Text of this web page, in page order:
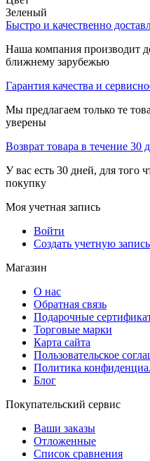
Зеленый
Быстро и качественно
Наша компания производит
ближнему зарубежью
Гарантия качества и
Мы предлагаем только те
уверены
Возврат товара в течение 30
У вас есть 30 дней, для того
покупку
Моя учетная запись
Войти
Создать учетную запись
Магазин
О нас
Обратная связь
Подарочные
Торговые марки
Карта сайта
Пользовательское
Политика
Блог
Покупательский сервис
Ваши заказы
Отложенные
Список сравнения